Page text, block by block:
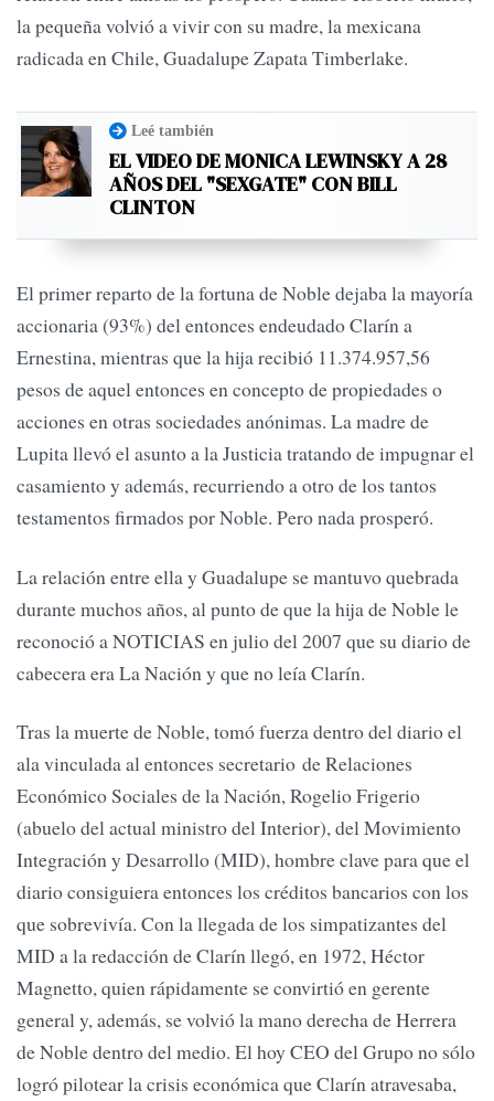
la pequeña volvió a vivir con su madre, la mexicana
radicada en Chile, Guadalupe Zapata Timberlake.
Leé también
EL VIDEO DE MONICA LEWINSKY A 28
AÑOS DEL "SEXGATE" CON BILL
CLINTON
El primer reparto de la fortuna de Noble dejaba la mayoría
accionaria (93%) del entonces endeudado Clarín a
Ernestina, mientras que la hija recibió 11.374.957,56
pesos de aquel entonces en concepto de propiedades o
acciones en otras sociedades anónimas. La madre de
Lupita llevó el asunto a la Justicia tratando de impugnar el
casamiento y además, recurriendo a otro de los tantos
testamentos firmados por Noble. Pero nada prosperó.
La relación entre ella y Guadalupe se mantuvo quebrada
durante muchos años, al punto de que la hija de Noble le
reconoció a NOTICIAS en julio del 2007 que su diario de
cabecera era La Nación y que no leía Clarín.
Tras la muerte de Noble, tomó fuerza dentro del diario el
ala vinculada al entonces secretario de Relaciones
Económico Sociales de la Nación, Rogelio Frigerio
(abuelo del actual ministro del Interior), del Movimiento
Integración y Desarrollo (MID), hombre clave para que el
diario consiguiera entonces los créditos bancarios con los
que sobrevivía. Con la llegada de los simpatizantes del
MID a la redacción de Clarín llegó, en 1972, Héctor
Magnetto, quien rápidamente se convirtió en gerente
general y, además, se volvió la mano derecha de Herrera
de Noble dentro del medio. El hoy CEO del Grupo no sólo
logró pilotear la crisis económica que Clarín atravesaba,